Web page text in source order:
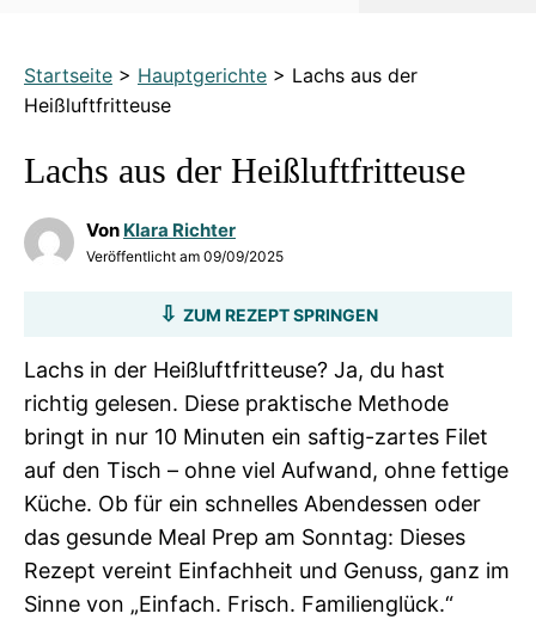
Startseite > Hauptgerichte > Lachs aus der
Heißluftfritteuse
Lachs aus der Heißluftfritteuse
Von Klara Richter
Veröffentlicht am 09/09/2025
ZUM REZEPT SPRINGEN
Lachs in der Heißluftfritteuse? Ja, du hast
richtig gelesen. Diese praktische Methode
bringt in nur 10 Minuten ein saftig-zartes Filet
auf den Tisch – ohne viel Aufwand, ohne fettige
Küche. Ob für ein schnelles Abendessen oder
das gesunde Meal Prep am Sonntag: Dieses
Rezept vereint Einfachheit und Genuss, ganz im
Sinne von „Einfach. Frisch. Familienglück.“